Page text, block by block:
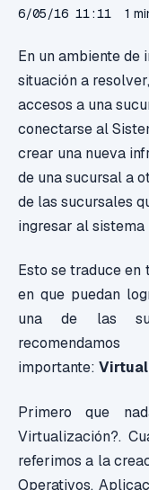
6/05/16 11:11 1
En un ambiente
situación a
accesos a una
conectarse al
crear una nueva
de una sucursal a
de las sucursales
ingresar al
Esto se traduce
en que puedan
una de las
importante:
Primero que
Virtualización?.
referimos a la
Operativos,